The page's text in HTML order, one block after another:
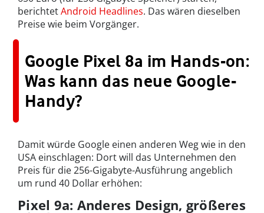
berichtetAndroid Headlines. Das wären dieselben
Preise wie beim Vorgänger.
Google Pixel 8a im Hands-on:
Was kann das neue Google-
Handy?
Damit würde Google einen anderen Weg wie in den
USA einschlagen: Dort will das Unternehmen den
Preis für die 256-Gigabyte-Ausführung angeblich
um rund 40 Dollar erhöhen:
Pixel 9a: Anderes Design, größeres